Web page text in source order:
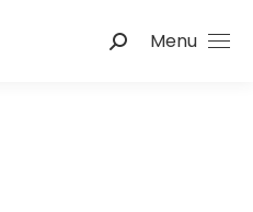
Menu
Recherche